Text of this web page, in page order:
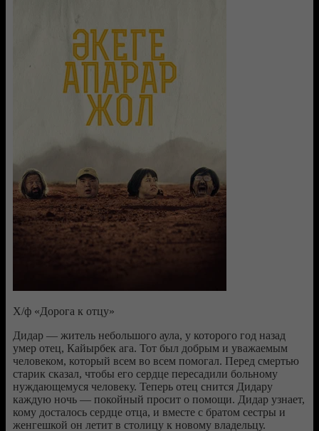
Х/ф «Дорога к отцу»
Дидар — житель небольшого аула, у которого год назад
умер отец, Кайырбек ага. Тот был добрым и уважаемым
человеком, который всем во всем помогал. Перед смертью
старик сказал, чтобы его сердце пересадили больному
нуждающемуся человеку. Теперь отец снится Дидару
каждую ночь — покойный просит о помощи. Дидар узнает,
кому досталось сердце отца, и вместе с братом сестры и
женгешкой он летит в столицу к новому владельцу.